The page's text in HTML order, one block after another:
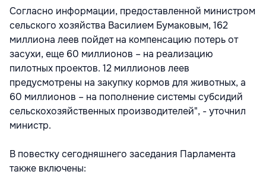
Согласно информации, предоставленной министром
сельского хозяйства Василием Бумаковым, 162
миллиона леев пойдет на компенсацию потерь от
засухи, еще 60 миллионов – на реализацию
пилотных проектов. 12 миллионов леев
предусмотрены на закупку кормов для животных, а
60 миллионов – на пополнение системы субсидий
сельскохозяйственных производителей", - уточнил
министр.
В повестку сегодняшнего заседания Парламента
также включены: